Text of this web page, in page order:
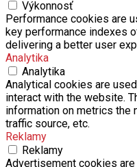
Výkonnosť
Performance cookies are
key performance indexes
delivering a better user
Analytika
Analytika
Analytical cookies are
interact with the website.
information on metrics the
traffic source, etc.
Reklamy
Reklamy
Advertisement cookies